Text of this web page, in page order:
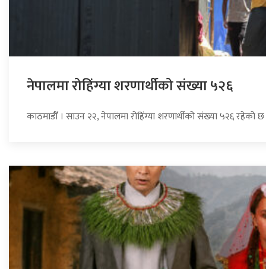
नेपालमा रोहिंग्या शरणार्थीको संख्या ५२६
काठमाडौँ । साउन २२, नेपालमा रोहिंग्या शरणार्थीको संख्या ५२६ रहेको छ